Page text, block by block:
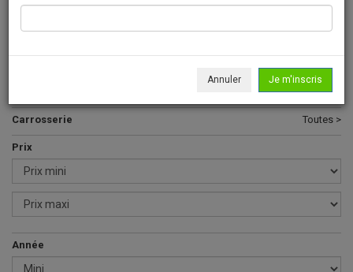
> Rechercher un véhicule
Série 6 >
Carrosserie Toutes >
Prix
Année
Annuler Je m'inscris